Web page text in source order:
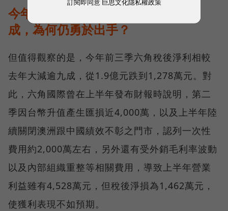
今年Q2調整體質、稅後淨利大減九
成，為何仍勇於出手？
但值得觀察的是，今年前三季六角稅後淨利相較
去年大減逾九成，從1.9億元跌到1,278萬元。對
此，六角國際曾在上半年發布財報時說明，第二
季因台幣升值產生匯損近4,000萬，以及上半年陸
續關閉澳洲跟中國績效不彰之門市，認列一次性
費用約2,000萬左右，另外還有受外銷毛利率波動
以及內部組織重整等相關費用，導致上半年營業
利益雖有4,528萬元，但稅後淨損為1,462萬元，
使獲利表現不如預期。